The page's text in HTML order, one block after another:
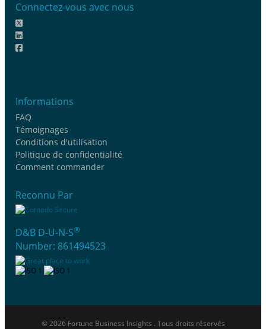
Connectez-vous avec nous
Informations
FAQ
Témoignages
Conditions d'utilisation
Politique de confidentialité
Comment commander
Reconnu Par
D&B D-U-N-S®
Number: 861494523
© 2026 Fortune Business Insights . Tous droits réservés